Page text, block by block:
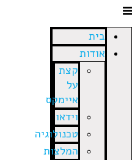
בית
אודות
קצת
על
איימקס
וידאו
טכנולוגיה
המלצות